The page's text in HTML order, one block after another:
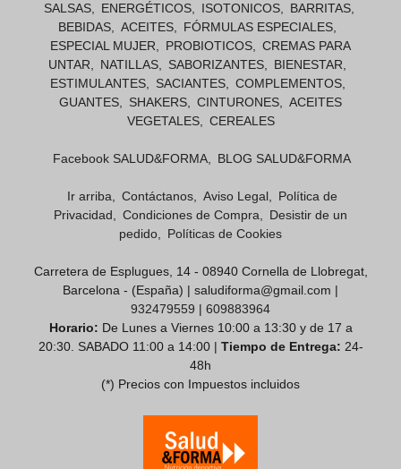
SALSAS
ENERGÉTICOS ISOTONICOS
BARRITAS
BEBIDAS
ACEITES
FÓRMULAS ESPECIALES
ESPECIAL MUJER
PROBIOTICOS
CREMAS PARA
UNTAR
NATILLAS SABORIZANTES
BIENESTAR
ESTIMULANTES
SACIANTES
COMPLEMENTOS
GUANTES
SHAKERS CINTURONES
ACEITES
VEGETALES
CEREALES
Facebook SALUD&FORMA BLOG SALUD&FORMA
Ir arriba Contáctanos Aviso Legal
Política de
Privacidad
Condiciones de Compra
Desistir de un
pedido
Políticas de Cookies
Carretera de Esplugues, 14 - 08940 Cornella de Llobregat,
Barcelona - (España) | saludiforma@gmail.com |
932479559 | 609883964
Horario: De Lunes a Viernes 10:00 a 13:30 y de 17 a
20:30. SABADO 11:00 a 14:00 | Tiempo de Entrega: 24-
48h
(*) Precios con Impuestos incluidos